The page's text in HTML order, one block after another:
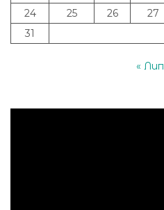
24
25 26 27
31
« Лип